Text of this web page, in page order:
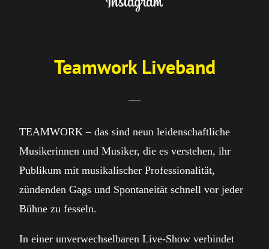
Teamwork Liveband
TEAMWORK – das sind neun leidenschaftliche
Musikerinnen und Musiker, die es verstehen, ihr
Publikum mit musikalischer Professionalität,
zündenden Gags und Spontaneität schnell vor jeder
Bühne zu fesseln.
In einer unverwechselbaren Live-Show verbindet